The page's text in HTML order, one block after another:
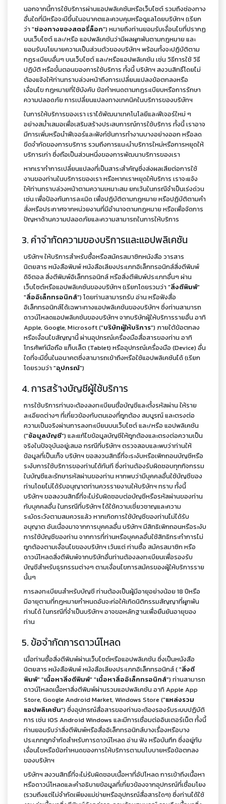
นอกจากนี้การใช้บริการผ่านแอปพลิเคชันหรือเว็บไซต์ รวมถึงช่องทาง
อื่นใดที่มีหรือจะมีขึ้นในอนาคตและควบคุมหรือดูแลโดยบริษัทฯ (เรียก
ว่า "ช่องทางของสตอรี่ล็อก") หมายถึงท่านยอมรับเงื่อนไขที่ปรากฏ
บนเว็บไซต์ และ/หรือ แอปพลิเคชันว่ามีผลผูกพันตามกฎหมาย และ
ยอมรับนโยบายความเป็นส่วนตัวของบริษัทฯ พร้อมทั้งจะปฏิบัติตาม
กฎระเบียบอื่นๆ บนเว็บไซต์ และ/หรือแอปพลิเคชัน เช่น วิธีการใช้ วิธี
ปฏิบัติ หรือขั้นตอนของการใช้บริการ ทั้งนี้ บริษัทฯ สงวนสิทธิ์โดยไม่
ต้องแจ้งให้ท่านทราบล่วงหน้าถึงการเปลี่ยนแปลงข้อตกลงหรือ
เงื่อนไข กฎหมายที่ใช้บังคับ ข้อกำหนดตามกฎระเบียบหรือการรักษา
ความปลอดภัย การเปลี่ยนแปลงทางเทคนิคในบริการของบริษัทฯ
ในการให้บริการของเรา เราได้พัฒนาเทคโนโลยีและฟีเจอร์ใหม่ ๆ
อย่างสม่ำเสมอเพื่อเสริมสร้างประสบการณ์การใช้บริการ ทั้งนี้ เราอาจ
มีการเพิ่มหรือนำฟีเจอร์และฟังก์ชันการทำงานบางอย่างออก หรือลด
ขีดจำกัดของการบริการ รวมถึงการแนะนำบริการใหม่หรือการหยุดให้
บริการเก่า ซึ่งถือเป็นส่วนหนึ่งของการพัฒนาบริการของเรา
หากเราทำการเปลี่ยนแปลงที่เป็นสาระสำคัญซึ่งส่งผลเสียต่อการใช้
งานของท่านในบริการของเรา หรือหากเราหยุดให้บริการ เราจะแจ้ง
ให้ท่านทราบล่วงหน้าตามความเหมาะสม ยกเว้นในกรณีจำเป็นเร่งด่วน
เช่น เพื่อป้องกันการละเมิด เพื่อปฏิบัติตามกฎหมาย หรือปฏิบัติตามคำ
สั่งหรือประกาศจากหน่วยงานที่มีอำนาจตามกฎหมาย หรือเพื่อจัดการ
ปัญหาด้านความปลอดภัยและความสามารถในการให้บริการ
3. คำจำกัดความของบริการและแอปพลิเคชัน
บริษัทฯ ให้บริการสำหรับซื้อหรือสมัครสมาชิกหนังสือ วารสาร
นิตยสาร หนังสือพิมพ์ หนังสือเสียงประเภทอิเล็กทรอนิกส์สิ่งตีพิมพ์
ดิจิตอล สิ่งตีพิมพ์อิเล็กทรอนิกส์ หรือสิ่งตีพิมพ์ประเภทอื่นๆ ผ่าน
เว็บไซต์หรือแอปพลิเคชันของบริษัทฯ (เรียกโดยรวมว่า "สิ่งตีพิมพ์"
"สื่ออิเล็กทรอนิกส์") โดยท่านสามารถรับ อ่าน หรือฟังสื่อ
อิเล็กทรอนิกส์ได้เฉพาะทางแอปพลิเคชันของบริษัทฯ ซึ่งท่านสามารถ
ดาวน์โหลดแอปพลิเคชันของบริษัทฯ จากบริษัทผู้ให้บริการรายอื่น อาทิ
Apple, Google, Microsoft ("บริษัทผู้ให้บริการ") ภายใต้ข้อตกลง
หรือเงื่อนไขสัญญานี้ ผ่านอุปกรณ์เครื่องมือสื่อสารของท่าน อาทิ
โทรศัพท์มือถือ แท็บเล็ต (Tablet) หรืออุปกรณ์เครื่องมือ (Device) อื่น
ใดที่จะมีขึ้นในอนาคตซึ่งสามารถเข้าถึงหรือใช้แอปพลิเคชันได้ (เรียก
โดยรวมว่า "อุปกรณ์")
4. การสร้างบัญชีผู้ใช้บริการ
การใช้บริการท่านจะต้องลงทะเบียนชื่อบัญชีและตั้งรหัสผ่าน ให้ราย
ละเอียดต่างๆ ที่เกี่ยวข้องกับตนเองที่ถูกต้อง สมบูรณ์ และตรงต่อ
ความเป็นจริงผ่านการลงทะเบียนบนเว็บไซต์ และ/หรือ แอปพลิเคชัน
("ข้อมูลบัญชี") และแก้ไขข้อมูลบัญชีให้ถูกต้องและตรงต่อความเป็น
จริงในปัจจุบันอยู่เสมอ กรณีที่บริษัทฯ ตรวจสอบและพบว่าท่านให้
ข้อมูลที่เป็นเท็จ บริษัทฯ ขอสงวนสิทธิ์ที่จะระงับหรือเพิกถอนบัญชีหรือ
ระงับการใช้บริการของท่านได้ทันที ซึ่งท่านต้องรับผิดชอบทุกกิจกรรม
ในบัญชีและรักษารหัสผ่านของท่าน หากพบว่ามีบุคคลอื่นใช้บัญชีของ
ท่านโดยไม่ได้รับอนุญาตท่านควรรายงานให้บริษัทฯ ทราบ ทั้งนี้
บริษัทฯ ขอสงวนสิทธิ์ที่จะไม่รับผิดชอบต่อบัญชีหรือรหัสผ่านของท่าน
กับบุคคลอื่น ในกรณีที่บริษัทฯ ได้ใช้ความเชี่ยวชาญและความ
ระมัดระวังตามสมควรแล้ว หากเกิดการใช้บัญชีของท่านไม่ได้รับ
อนุญาต อันเนื่องมาจากการบุคคลอื่น บริษัทฯ มีสิทธิเพิกถอนหรือระงับ
การใช้บัญชีของท่าน จากการที่ท่านหรือบุคคลอื่นใช้สิทธิกระทำการไม่
ถูกต้องตามเงื่อนไขของบริษัทฯ เว้นแต่ ท่านซื้อ สมัครสมาชิก หรือ
ดาวน์โหลดสิ่งตีพิมพ์จากบริษัทอื่นท่านต้องลงทะเบียนเพื่อรองรับ
บัญชีสำหรับธุรกรรมต่างๆ ตามเงื่อนไขการสมัครของผู้ให้บริการราย
นั้นๆ
การลงทะเบียนสำหรับบัญชี ท่านต้องเป็นผู้มีอายุอย่างน้อย 18 ปีหรือ
มีอายุตามที่กฎหมายกำหนดอันจะก่อให้เกิดนิติกรรมสัญญาที่ผูกพัน
ท่านได้ ในกรณีที่จำเป็นบริษัทฯ อาจขอหลักฐานเพื่อยืนยันอายุของ
ท่าน
5. ข้อจำกัดการดาวน์โหลด
เมื่อท่านซื้อสิ่งตีพิมพ์ผ่านเว็บไซต์หรือแอปพลิเคชัน ซึ่งเป็นหนังสือ
นิตยสาร หนังสือพิมพ์ หนังสือเสียงประเภทอิเล็กทรอนิกส์ ( "สิ่งตี
พิมพ์" "เนื้อหาสิ่งตีพิมพ์" "เนื้อหาสื่ออิเล็กทรอนิกส์") ท่านสามารถ
ดาวน์โหลดเนื้อหาสิ่งตีพิมพ์ผ่านรวมแอปพลิเคชัน อาทิ Apple App
Store, Google Android Market, Windows Store ("แหล่งรวม
แอปพลิเคชัน") ซึ่งอุปกรณ์สื่อสารของท่านจะต้องรองรับระบบปฏิบัติ
การ เช่น iOS Android Windows และมีการเชื่อมต่ออินเตอร์เน็ต ทั้งนี้
ท่านยอมรับว่าสิ่งตีพิมพ์หรือสื่ออิเล็กทรอนิกส์บางเรื่องหรือบาง
ประเภทถูกจำกัดสำหรับการดาวน์โหลด อ่าน ฟัง หรือบันทึก ซึ่งอยู่กับ
เงื่อนไขหรือข้อกำหนดของการให้บริการตามนโบบายหรือข้อตกลง
ของบริษัทฯ
บริษัทฯ สงวนสิทธิ์ที่จะไม่รับผิดชอบเนื้อหาที่อัปโหลด การเข้าถึงเนื้อหา
หรือดาวน์โหลดและคำอธิบายข้อมูลที่เกี่ยวข้องจากอุปกรณ์ที่เชื่อมโยง
(รวมถึงแต่ไม่จำกัดเพียงแม่ข่ายหรืออุปกรณ์สื่อสารใดๆ) ซึ่งท่านได้ใช้